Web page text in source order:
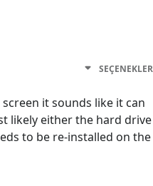
SEÇENEKLER
it sounds like it can
likely either the hard drive
to be re-installed on the